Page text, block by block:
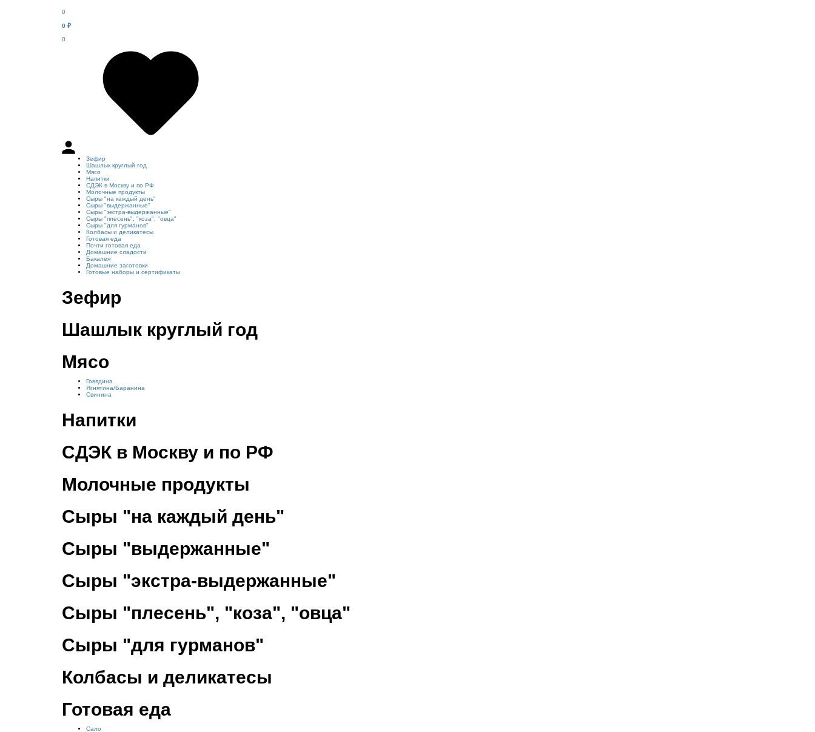
0
0 ₽
0
Зефир
Шашлык круглый год
Мясо
Напитки
СДЭК в Москву и по РФ
Молочные продукты
Сыры "на каждый день"
Сыры "выдержанные"
Сыры "экстра-выдержанные"
Сыры "плесень", "коза", "овца"
Сыры "для гурманов"
Колбасы и деликатесы
Готовая еда
Почти готовая еда
Домашние сладости
Бакалея
Домашние заготовки
Готовые наборы и сертификаты
Зефир
Шашлык круглый год
Мясо
Говядина
Ягнятина/Баранина
Свинина
Напитки
СДЭК в Москву и по РФ
Молочные продукты
Сыры "на каждый день"
Сыры "выдержанные"
Сыры "экстра-выдержанные"
Сыры "плесень", "коза", "овца"
Сыры "для гурманов"
Колбасы и деликатесы
Готовая еда
Сало